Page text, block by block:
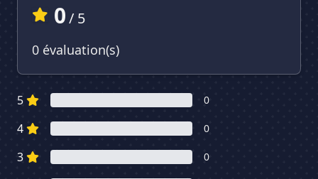
0/ 5
0 évaluation(s)
5 0
4 0
3 0